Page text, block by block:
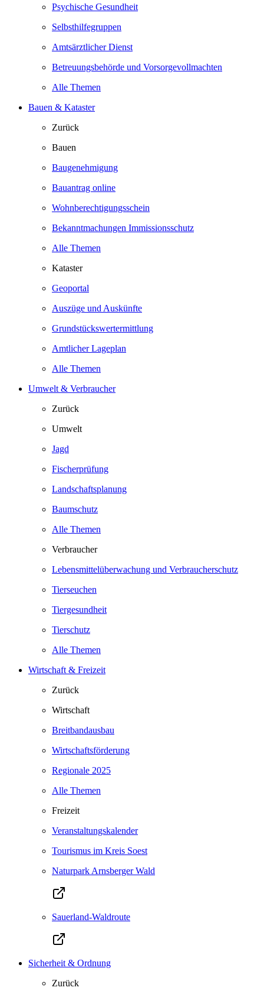
Psychische Gesundheit
Selbsthilfegruppen
Amtsärztlicher Dienst
Betreuungsbehörde und Vorsorgevollmachten
Alle Themen
Bauen & Kataster
Zurück
Bauen
Baugenehmigung
Bauantrag online
Wohnberechtigungsschein
Bekanntmachungen Immissionsschutz
Alle Themen
Kataster
Geoportal
Auszüge und Auskünfte
Grundstückswertermittlung
Amtlicher Lageplan
Alle Themen
Umwelt & Verbraucher
Zurück
Umwelt
Jagd
Fischerprüfung
Landschaftsplanung
Baumschutz
Alle Themen
Verbraucher
Lebensmittelüberwachung und Verbraucherschutz
Tierseuchen
Tiergesundheit
Tierschutz
Alle Themen
Wirtschaft & Freizeit
Zurück
Wirtschaft
Breitbandausbau
Wirtschaftsförderung
Regionale 2025
Alle Themen
Freizeit
Veranstaltungskalender
Tourismus im Kreis Soest
Naturpark Arnsberger Wald
Sauerland-Waldroute
Sicherheit & Ordnung
Zurück